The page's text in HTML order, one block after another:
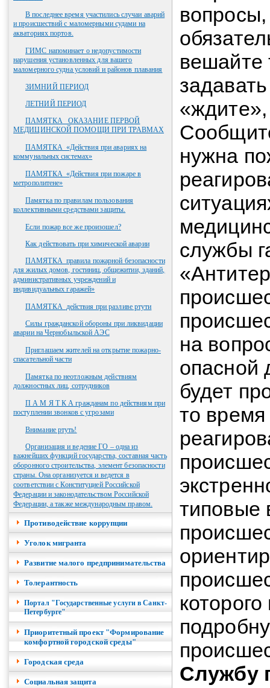
В последнее время участились случаи аварий
и происшествий с маломерными судами на
акваториях портов.
ГИМС напоминает о недопустимости
нарушения установленных для вашего
маломерного судна условий и районов плавания
ЗИМНИЙ ПЕРИОД
ЛЕТНИЙ ПЕРИОД
ПАМЯТКА _ОКАЗАНИЕ ПЕРВОЙ
МЕДИЦИНСКОЙ ПОМОЩИ ПРИ ТРАВМАХ
ПАМЯТКА_«Действия при авариях на
коммунальных системах»
ПАМЯТКА_«Действия при пожаре в
метрополитене»
Памятка по правилам пользования
коллективными средствами защиты.
Если пожар все же произошел?
Как действовать при химической аварии
ПАМЯТКА_правила пожарной безопасности
для жилых домов, гостиниц, общежитии, зданий,
административных учреждений и
индивидуальных гаражей»
ПАМЯТКА_действия при разливе ртути
Силы гражданской обороны при ликвидации
аварии на Чернобыльской АЭС
Приглашаем жителей на открытие пожарно-
спасательной части
Памятка по неотложным действиям
должностных лиц, сотрудников
П А М Я Т К А гражданам по действиям при
поступлении звонков с угрозами
Внимание ртуть!
Организация и ведение ГО – одна из
важнейших функций государства, составная часть
оборонного строительства, элемент безопасности
страны. Она организуется и ведется в
соответствии с Конституцией Российской
Федерации и законодательством Российской
Федерации, а также международным правом.
Противодействие коррупции
Уголок мигранта
Развитие малого предпринимательства
Толерантность
Портал "Государственные услуги в Санкт-
Петербурге"
Приоритетный проект "Формирование
комфортной городской среды"
Городская среда
Социальная защита
вешайте
нужна
службы
на
опасной
будет
то время
типовые
Службу